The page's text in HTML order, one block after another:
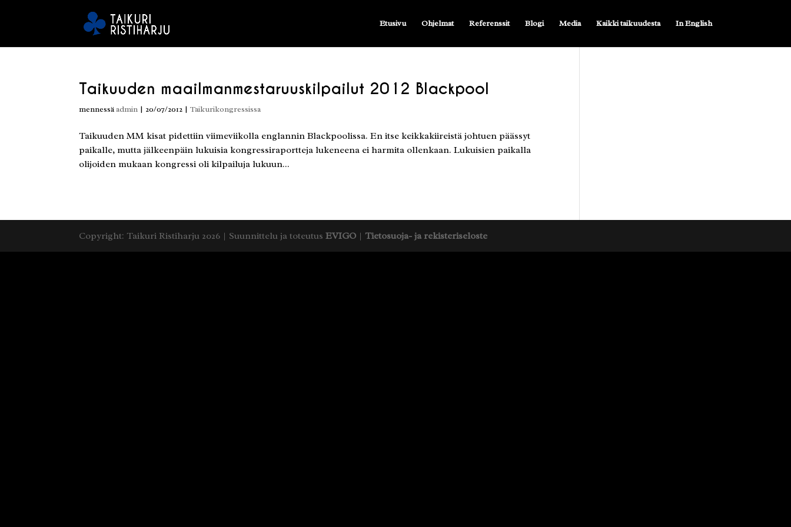
Etusivu Ohjelmat Referenssit Blogi Media Kaikki taikuudesta In English
Taikuuden maailmanmestaruuskilpailut 2012 Blackpool
mennessäadmin | 20/07/2012 |Taikurikongressissa
Taikuuden MM kisat pidettiin viimeviikolla englannin Blackpoolissa. En itse keikkakiireistä johtuen päässyt
paikalle, mutta jälkeenpäin lukuisia kongressiraportteja lukeneena ei harmita ollenkaan. Lukuisien paikalla
olijoiden mukaan kongressi oli kilpailuja lukuun...
Copyright: Taikuri Ristiharju 2026 | Suunnittelu ja toteutusEVIGO | Tietosuoja- ja rekisteriseloste